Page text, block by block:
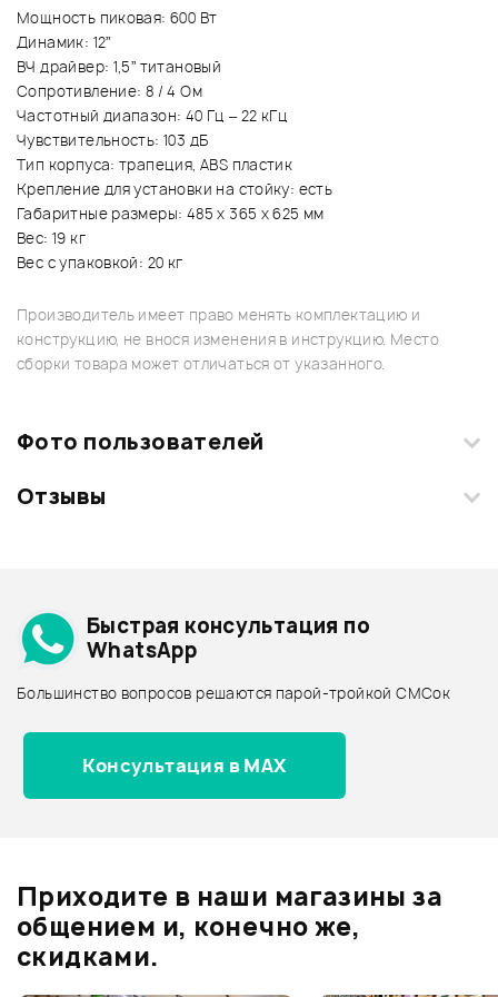
Мощность пиковая: 600 Вт
Динамик: 12”
ВЧ драйвер: 1,5” титановый
Сопротивление: 8 / 4 Ом
Частотный диапазон: 40 Гц – 22 кГц
Чувствительность: 103 дБ
Тип корпуса: трапеция, ABS пластик
Крепление для установки на стойку: есть
Габаритные размеры: 485 х 365 х 625 мм
Вес: 19 кг
Вес с упаковкой: 20 кг
Производитель имеет право менять комплектацию и
конструкцию, не внося изменения в инструкцию. Место
сборки товара может отличаться от указанного.
Фото пользователей
Загрузите свои фотографии купленного товара и получите
Отзывы
0.0
Архив товаров - дешевле
Архив товаров - дороже
Все товары GEMINI
Архив товаров - новинки
Быстрая консультация по
WhatsApp
Большинство вопросов решаются парой-тройкой СМСок
Консультация в MAX
Приходите в наши магазины за
общением и, конечно же,
скидками.